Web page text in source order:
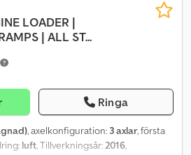
LOADER |
| ALL ST...
Ringa
, axelkonfiguration: 3 axlar, första
luft, Tillverkningsår:2016,